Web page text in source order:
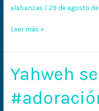
alabanzas /29 de agosto
Leer más »
Yahweh
Yahweh
se
Manifestará
#adoración